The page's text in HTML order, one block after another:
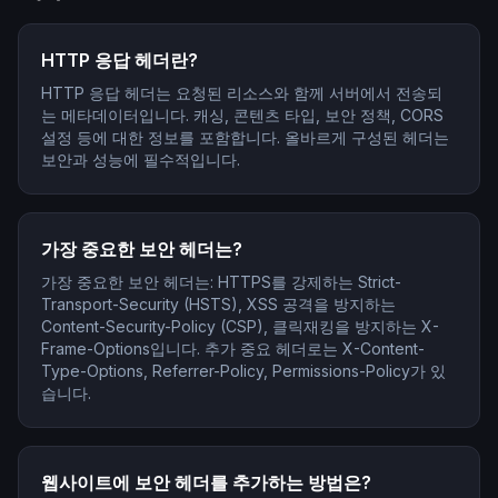
HTTP 응답 헤더란?
HTTP 응답 헤더는 요청된 리소스와 함께 서버에서 전송되
는 메타데이터입니다. 캐싱, 콘텐츠 타입, 보안 정책, CORS
설정 등에 대한 정보를 포함합니다. 올바르게 구성된 헤더는
보안과 성능에 필수적입니다.
가장 중요한 보안 헤더는?
가장 중요한 보안 헤더는: HTTPS를 강제하는 Strict-
Transport-Security (HSTS), XSS 공격을 방지하는
Content-Security-Policy (CSP), 클릭재킹을 방지하는 X-
Frame-Options입니다. 추가 중요 헤더로는 X-Content-
Type-Options, Referrer-Policy, Permissions-Policy가 있
습니다.
웹사이트에 보안 헤더를 추가하는 방법은?